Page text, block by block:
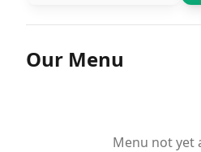
Our Menu
Menu not yet